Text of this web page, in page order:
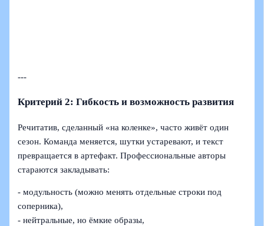
---
Критерий 2: Гибкость и возможность развития
Речитатив, сделанный «на коленке», часто живёт один
сезон. Команда меняется, шутки устаревают, и текст
превращается в артефакт. Профессиональные авторы
стараются закладывать:
- модульность (можно менять отдельные строки под
соперника),
- нейтральные, но ёмкие образы,